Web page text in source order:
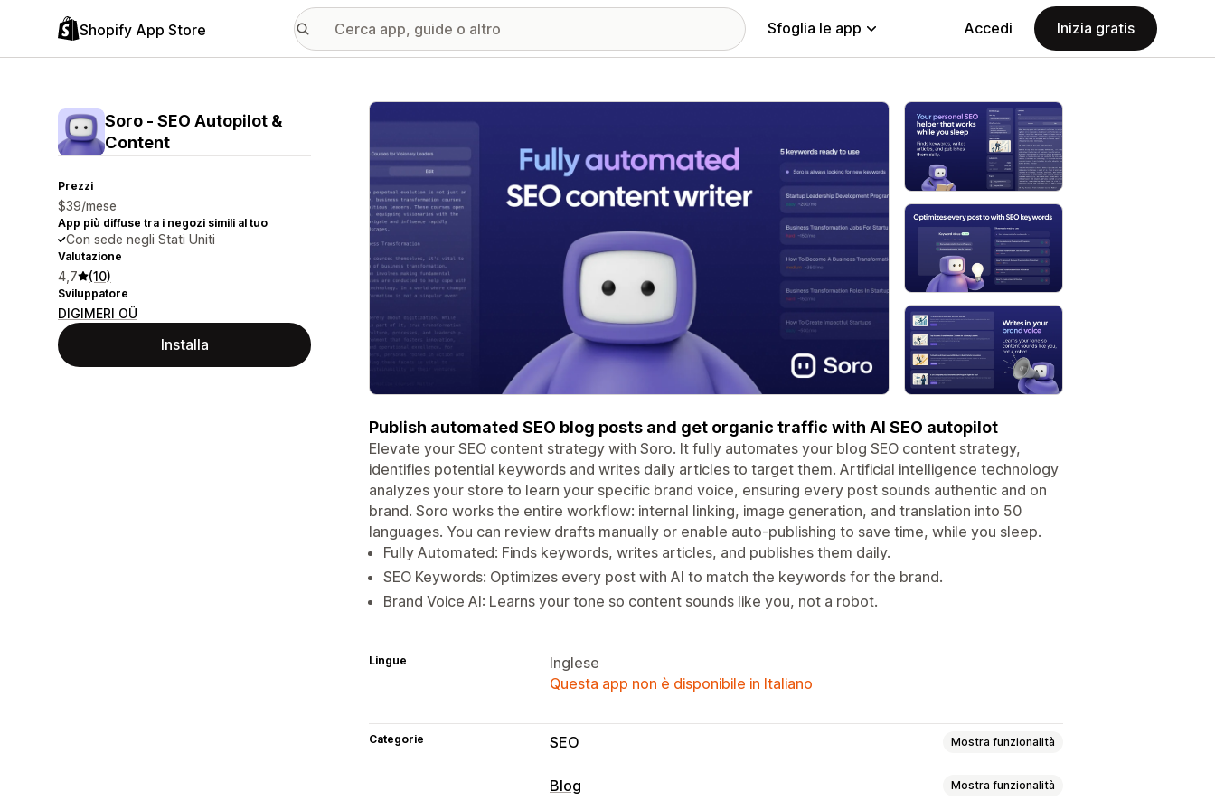
Shopify App Store Sfoglia le app Accedi Inizia gratis
Soro ‑ SEO Autopilot &
Content
Prezzi
$39/mese
App più diffuse tra i negozi simili al tuo
Con sede negli Stati Uniti
Valutazione
4,7 (10)
Sviluppatore
DIGIMERI OÜ
Installa
Galleria immagini in evidenza
Publish automated SEO blog posts and get organic traffic with AI SEO autopilot
Elevate your SEO content strategy with Soro. It fully automates your blog SEO content strategy,
identifies potential keywords and writes daily articles to target them. Artificial intelligence technology
analyzes your store to learn your specific brand voice, ensuring every post sounds authentic and on
brand. Soro works the entire workflow: internal linking, image generation, and translation into 50
languages. You can review drafts manually or enable auto-publishing to save time, while you sleep.
Fully Automated: Finds keywords, writes articles, and publishes them daily.
SEO Keywords: Optimizes every post with AI to match the keywords for the brand.
Brand Voice AI: Learns your tone so content sounds like you, not a robot.
Lingue
Inglese
Questa app non è disponibile in Italiano
Categorie SEO Mostra funzionalità
Strumenti SEO
Blog Mostra funzionalità